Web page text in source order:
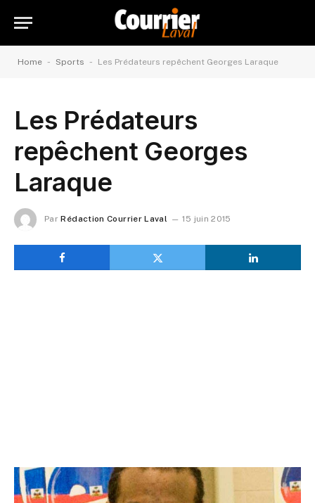
Home - Sports - Les Prédateurs repêchent Georges Laraque
Les Prédateurs
repêchent Georges
Laraque
Par Rédaction Courrier Laval 15 juin 2015